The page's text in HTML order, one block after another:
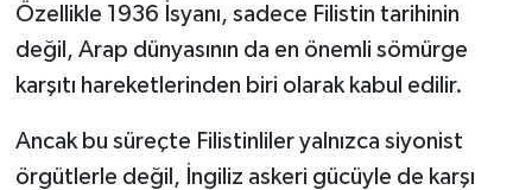
Özellikle 1936 İsyanı, sadece Filistin tarihinin
değil, Arap dünyasının da en önemli sömürge
karşıtı hareketlerinden biri olarak kabul edilir.
Ancak bu süreçte Filistinliler yalnızca siyonist
örgütlerle değil, İngiliz askeri gücüyle de karşı